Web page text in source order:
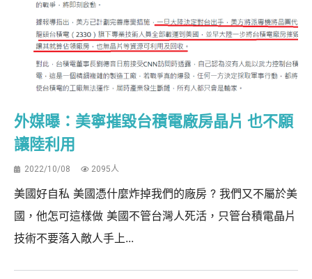
外媒曝：美寧摧毀台積電廠房晶片 也不願
讓陸利用
2022/10/08 2095人
美國好自私 美國憑什麼炸掉我們的廠房 ? 我們又不屬於美
國，他怎可這樣做 美國不管台灣人死活，只管台積電晶片
技術不要落入敵人手上...